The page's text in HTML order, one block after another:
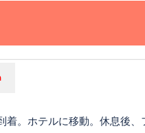
着。ホテルに移動。休息後